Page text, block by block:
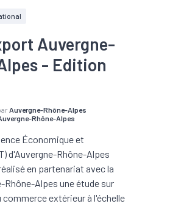
Auvergne-
- Edition
Auvergne-Rhône-Alpes
Rhône-Alpes
Économique et
d'Auvergne-Rhône-Alpes
en partenariat avec la
Rhône-Alpes une étude sur
commerce extérieur à l'échelle